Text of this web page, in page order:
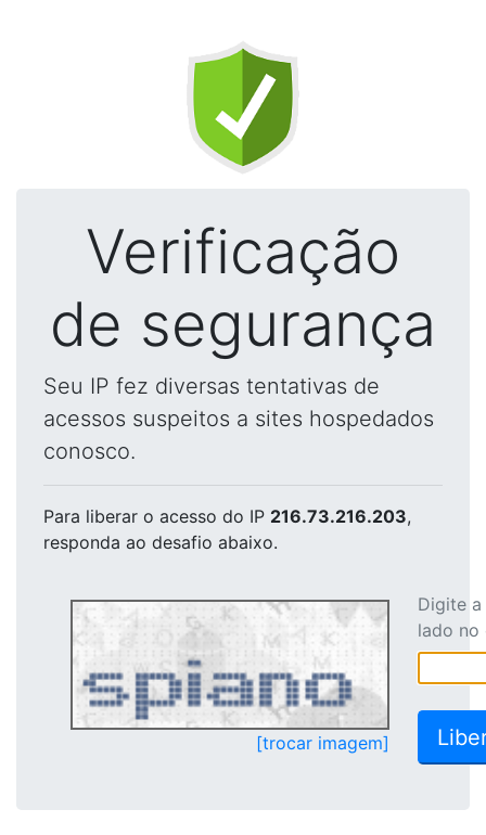
Verificação
de segurança
Seu IP fez diversas tentativas de
acessos suspeitos a sites hospedados
conosco.
Para liberar o acesso do IP 216.73.216.203,
responda ao desafio abaixo.
[trocar imagem]
Digite
lado no